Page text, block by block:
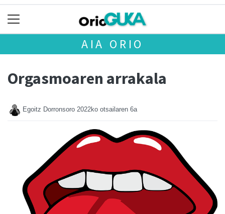
AIA ORIO
Orgasmoaren arrakala
Egoitz Dorronsoro 2022ko otsailaren 6a